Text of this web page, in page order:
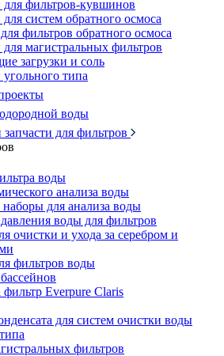
фильтров-кувшинов
систем обратного осмоса
фильтров обратного осмоса
магистральных фильтров
загрузки и соль
типа
воды
для фильтров
воды
анализа воды
для анализа воды
воды для фильтров
очистки и ухода за серебром и
фильтров воды
Everpure Claris
для систем очистки воды
фильтров